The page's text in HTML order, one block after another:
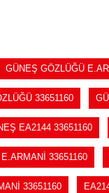
GÜNEŞ GÖZLÜĞÜ
33651160
EA2144 33651160
33651160
33651160